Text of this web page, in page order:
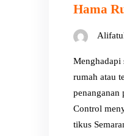
Hama
Menghadapi
rumah atau
penanganan
Control
tikus